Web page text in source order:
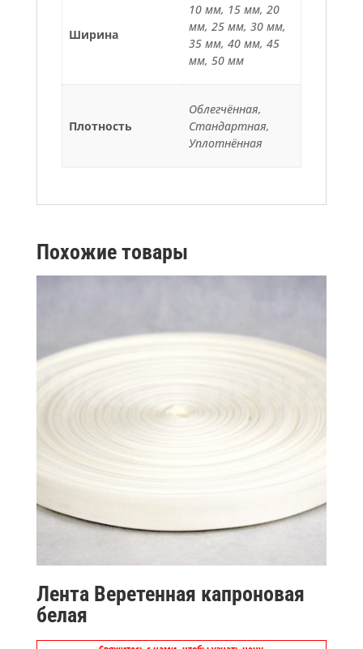
Ширина
10 мм, 15 мм, 20
мм, 25 мм, 30 мм,
35 мм, 40 мм, 45
мм, 50 мм
Плотность
Облегчённая,
Стандартная,
Уплотнённая
Похожие товары
Лента Веретенная капроновая
белая